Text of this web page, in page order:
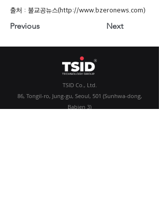
출처 : 불교공뉴스(http://www.bzeronews.com)
Previous Next
TSID Co., Ltd.
86, Tongil-ro, Jung-gu, Seoul, 501 (Sunhwa-dong,
Babien 3)